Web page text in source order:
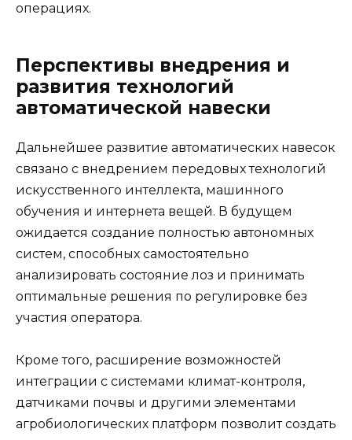
операциях.
Перспективы внедрения и
развития технологий
автоматической навески
Дальнейшее развитие автоматических навесок
связано с внедрением передовых технологий
искусственного интеллекта, машинного
обучения и интернета вещей. В будущем
ожидается создание полностью автономных
систем, способных самостоятельно
анализировать состояние лоз и принимать
оптимальные решения по регулировке без
участия оператора.
Кроме того, расширение возможностей
интеграции с системами климат-контроля,
датчиками почвы и другими элементами
агробиологических платформ позволит создать